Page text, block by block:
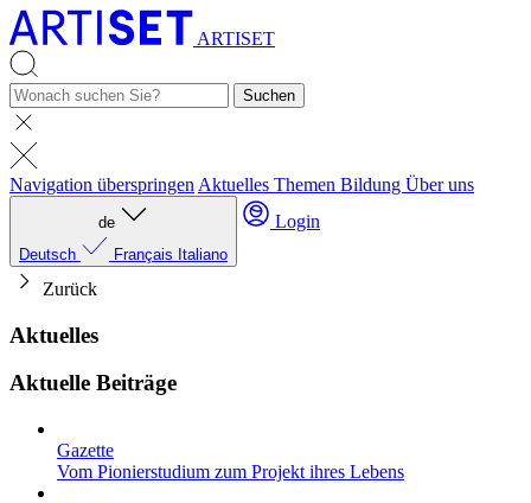
ARTISET
Suchen
Navigation überspringen Aktuelles Themen Bildung Über uns
de
Deutsch
Français Italiano
Login
Zurück
Aktuelles
Aktuelle Beiträge
Gazette
Vom Pionierstudium zum Projekt ihres Lebens